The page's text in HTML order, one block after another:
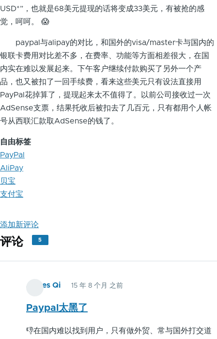
USD*”，也就是68美元提现的话将变成33美元，有被抢的感
觉，呵呵。 😱
paypal与alipay的对比，和国外的visa/master卡与国内的
银联卡费用对比差不多，在费率、功能等方面相差很大，在国
内实在难以发展起来。下午客户继续付款购买了另外一个产
品，也又被扣了一回手续费，看来这些美元只有设法直接用
PayPal花掉算了，提现起来太不值得了。以前公司接收过一次
AdSense支票，结果托收后被扣去了几百元，只有都用个人帐
号从西联汇款取AdSense的钱了。
自由标签
PayPal
AliPay
贝宝
支付宝
添加新评论
评论 5
James Qi 15 年 8 个月 之前
Paypal太黑了
👎在国内难以找到用户，只有做外贸、常与国外打交道